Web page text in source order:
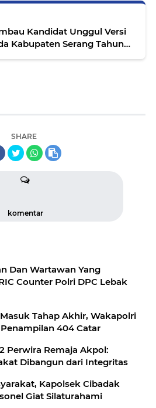
Kandidat Unggul Versi
Kabupaten Serang Tahun
SHARE
komentar
Dan Wartawan Yang
Counter Polri DPC Lebak
Tahap Akhir, Wakapolri
404 Catar
Perwira Remaja Akpol:
Dibangun dari Integritas
Kapolsek Cibadak
Giat Silaturahami